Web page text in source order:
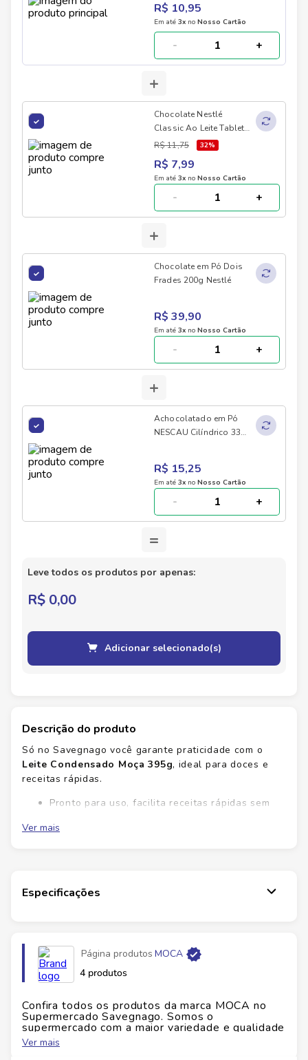
R$ 10,95
Em até 3x no Nosso Cartão
- +
+
Chocolate Nestlé
Classic Ao Leite Tablete
80g
R$ 11,75 32%
R$ 7,99
Em até 3x no Nosso Cartão
- +
+
Chocolate em Pó Dois
Frades 200g Nestlé
R$ 39,90
Em até 3x no Nosso Cartão
- +
+
Achocolatado em Pó
NESCAU Cilíndrico 33%
R$ 15,25
Em até 3x no Nosso Cartão
- +
=
Leve todos os produtos por apenas:
R$ 0,00
Adicionar selecionado(s)
Descrição do produto
Só no Savegnago você garante praticidade com o
Leite Condensado Moça 395g, ideal para doces e
receitas rápidas.
Pronto para uso, facilita receitas rápidas sem
Textura cremosa que deixa coberturas e
Leite Condensado Moça
Nestlé, garantindo qualidade. Garanta já o seu e
Ficha Técnica
Marca:Moça (Nestlé)
Embalagem:Lata
Alérgenos:Lactose
Origem:
Ver mais
Especificações
Página produtos MOCA
4 produtos
Confira todos os produtos da marca MOCA no
Supermercado Savegnago. Somos o
supermercado com a maior variedade e qualidade
do Brasil!
Ver mais